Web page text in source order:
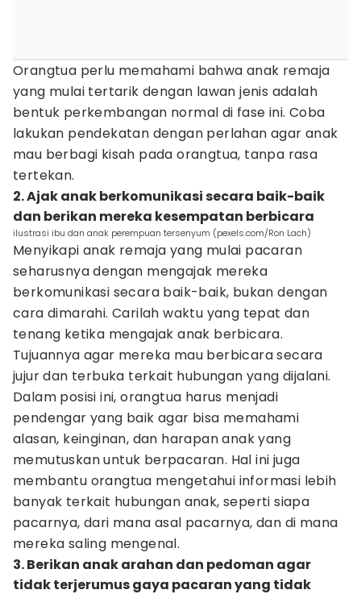
Orangtua perlu memahami bahwa anak remaja
yang mulai tertarik dengan lawan jenis adalah
bentuk perkembangan normal di fase ini. Coba
lakukan pendekatan dengan perlahan agar anak
mau berbagi kisah pada orangtua, tanpa rasa
tertekan.
2. Ajak anak berkomunikasi secara baik-baik
dan berikan mereka kesempatan berbicara
ilustrasi ibu dan anak perempuan tersenyum (pexels.com/Ron Lach)
Menyikapi anak remaja yang mulai pacaran
seharusnya dengan mengajak mereka
berkomunikasi secara baik-baik, bukan dengan
cara dimarahi. Carilah waktu yang tepat dan
tenang ketika mengajak anak berbicara.
Tujuannya agar mereka mau berbicara secara
jujur dan terbuka terkait hubungan yang dijalani.
Dalam posisi ini, orangtua harus menjadi
pendengar yang baik agar bisa memahami
alasan, keinginan, dan harapan anak yang
memutuskan untuk berpacaran. Hal ini juga
membantu orangtua mengetahui informasi lebih
banyak terkait hubungan anak, seperti siapa
pacarnya, dari mana asal pacarnya, dan di mana
mereka saling mengenal.
3. Berikan anak arahan dan pedoman agar
tidak terjerumus gaya pacaran yang tidak